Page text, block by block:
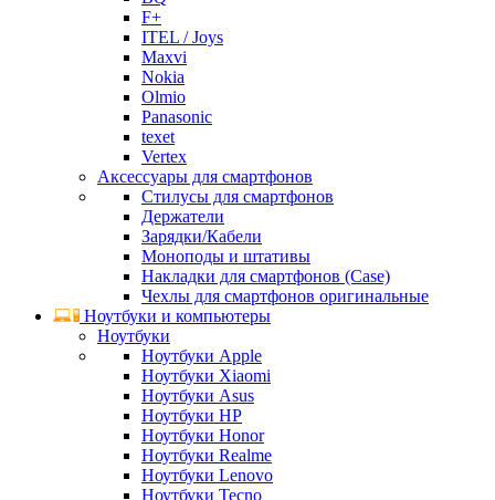
F+
ITEL / Joys
Maxvi
Nokia
Olmio
Panasonic
texet
Vertex
Аксессуары для смартфонов
Стилусы для смартфонов
Держатели
Зарядки/Кабели
Моноподы и штативы
Накладки для смартфонов (Case)
Чехлы для смартфонов оригинальные
Ноутбуки и компьютеры
Ноутбуки
Ноутбуки Apple
Ноутбуки Xiaomi
Ноутбуки Asus
Ноутбуки HP
Ноутбуки Honor
Ноутбуки Realme
Ноутбуки Lenovo
Ноутбуки Tecno